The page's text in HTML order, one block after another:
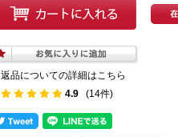
返品についての詳細はこちら
4.9
(14件)